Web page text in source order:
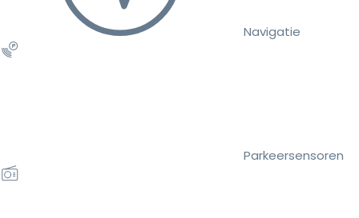
Navigatie
Parkeersensoren